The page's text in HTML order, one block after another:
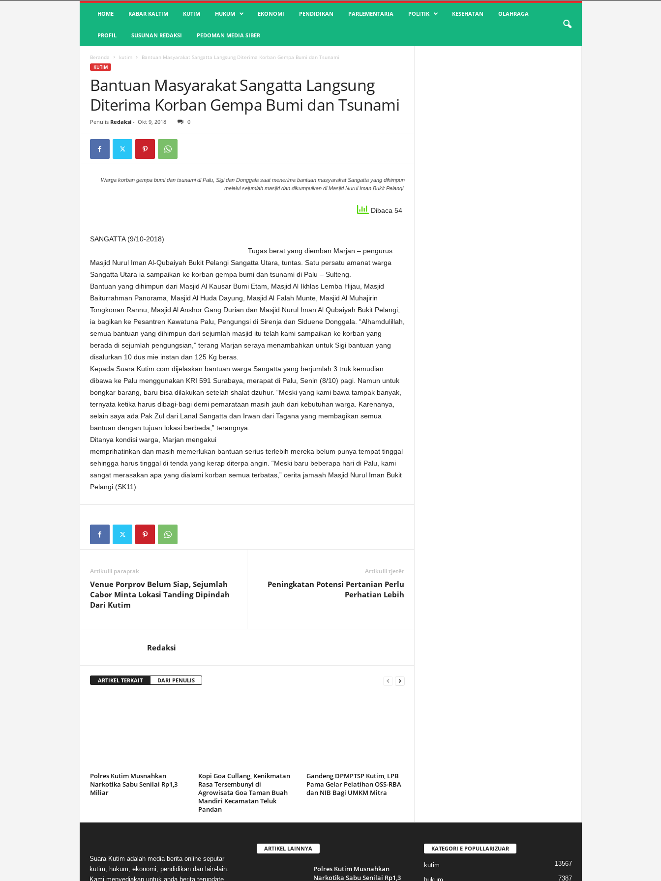
S
a
HOME KABAR KALTIM KUTIM HUKUM EKONOMI PENDIDIKAN PARLEMENTARIA POLITIK KESEHATAN OLAHRAGA
PROFIL SUSUNAN REDAKSI PEDOMAN MEDIA SIBER
Beranda kutim Bantuan Masyarakat Sangatta Langsung Diterima Korban Gempa Bumi dan Tsunami
KUTIM
Bantuan Masyarakat Sangatta Langsung
Diterima Korban Gempa Bumi dan Tsunami
Penulis Redaksi- Okt 9, 2018 0
Warga korban gempa bumi dan tsunami di Palu, Sigi dan Donggala saat menerima bantuan masyarakat Sangatta yang dihimpun
melalui sejumlah masjid dan dikumpulkan di Masjid Nurul Iman Bukit Pelangi.
Dibaca 54
SANGATTA (9/10-2018)
Tugas berat yang diemban Marjan – pengurus
Masjid Nurul Iman Al-Qubaiyah Bukit Pelangi Sangatta Utara, tuntas. Satu persatu amanat warga
Sangatta Utara ia sampaikan ke korban gempa bumi dan tsunami di Palu – Sulteng.
Bantuan yang dihimpun dari Masjid Al Kausar Bumi Etam, Masjid Al Ikhlas Lemba Hijau, Masjid
Baiturrahman Panorama, Masjid Al Huda Dayung, Masjid Al Falah Munte, Masjid Al Muhajirin
Tongkonan Rannu, Masjid Al Anshor Gang Durian dan Masjid Nurul Iman Al Qubaiyah Bukit Pelangi,
ia bagikan ke Pesantren Kawatuna Palu, Pengungsi di Sirenja dan Siduene Donggala. “Alhamdulillah,
semua bantuan yang dihimpun dari sejumlah masjid itu telah kami sampaikan ke korban yang
berada di sejumlah pengungsian,” terang Marjan seraya menambahkan untuk Sigi bantuan yang
disalurkan 10 dus mie instan dan 125 Kg beras.
Kepada Suara Kutim.com dijelaskan bantuan warga Sangatta yang berjumlah 3 truk kemudian
dibawa ke Palu menggunakan KRI 591 Surabaya, merapat di Palu, Senin (8/10) pagi. Namun untuk
bongkar barang, baru bisa dilakukan setelah shalat dzuhur. “Meski yang kami bawa tampak banyak,
ternyata ketika harus dibagi-bagi demi pemarataan masih jauh dari kebutuhan warga. Karenanya,
selain saya ada Pak Zul dari Lanal Sangatta dan Irwan dari Tagana yang membagikan semua
bantuan dengan tujuan lokasi berbeda,” terangnya.
Ditanya kondisi warga, Marjan mengakui
memprihatinkan dan masih memerlukan bantuan serius terlebih mereka belum punya tempat tinggal
sehingga harus tinggal di tenda yang kerap diterpa angin. “Meski baru beberapa hari di Palu, kami
sangat merasakan apa yang dialami korban semua terbatas,” cerita jamaah Masjid Nurul Iman Bukit
Pelangi.(SK11)
Artikulli paraprak
Venue Porprov Belum Siap, Sejumlah
Cabor Minta Lokasi Tanding Dipindah
Dari Kutim
Artikulli tjetër
Peningkatan Potensi Pertanian Perlu
Perhatian Lebih
Redaksi
ARTIKEL TERKAIT DARI PENULIS
Polres Kutim Musnahkan
Narkotika Sabu Senilai Rp1,3
Miliar
Kopi Goa Cullang, Kenikmatan
Rasa Tersembunyi di
Agrowisata Goa Taman Buah
Mandiri Kecamatan Teluk
Pandan
Gandeng DPMPTSP Kutim, LPB
Pama Gelar Pelatihan OSS-RBA
dan NIB Bagi UMKM Mitra
Suara Kutim adalah media berita online seputar
kutim, hukum, ekonomi, pendidikan dan lain-lain.
Kami menyediakan untuk anda berita terupdate,
ARTIKEL LAINNYA
Polres Kutim Musnahkan
Narkotika Sabu Senilai Rp1,3
KATEGORI E POPULLARIZUAR
kutim 13567
7387